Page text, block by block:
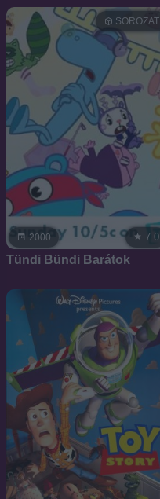
2000
SOROZAT
7.0
Tündi Bündi Barátok